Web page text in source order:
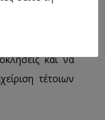
δικαίου,
τους να
και να
τέτοιων